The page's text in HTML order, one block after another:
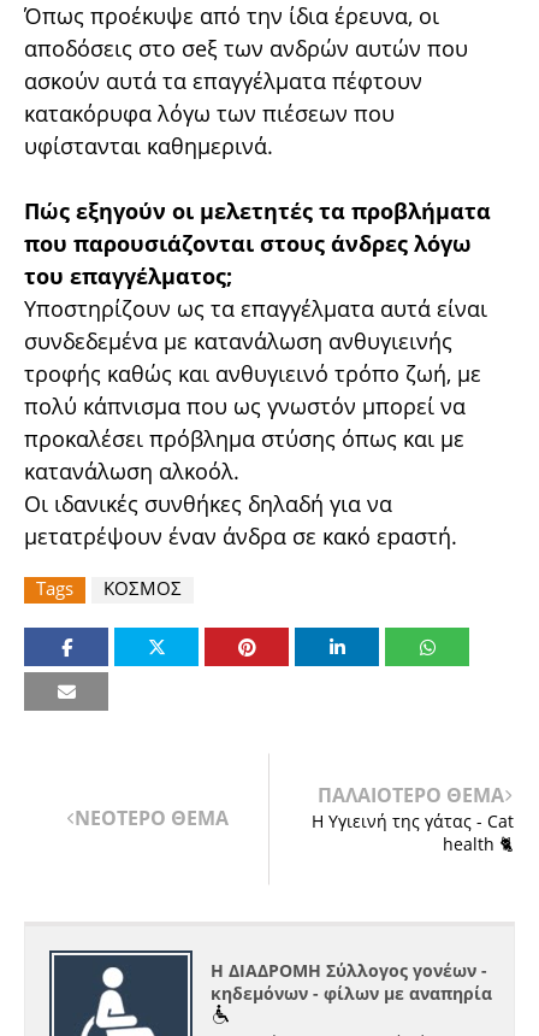
Όπως προέκυψε από την ίδια έρευνα, οι
αποδόσεις στο σeξ των ανδρών αυτών που
ασκούν αυτά τα επαγγέλματα πέφτουν
κατακόρυφα λόγω των πιέσεων που
υφίστανται καθημερινά.
Πώς εξηγούν οι μελετητές τα προβλήματα
που παρουσιάζονται στους άνδρες λόγω
του επαγγέλματος;
Υποστηρίζουν ως τα επαγγέλματα αυτά είναι
συνδεδεμένα με κατανάλωση ανθυγιεινής
τροφής καθώς και ανθυγιεινό τρόπο ζωή, με
πολύ κάπνισμα που ως γνωστόν μπορεί να
προκαλέσει πρόβλημα στύσης όπως και με
κατανάλωση αλκοόλ.
Οι ιδανικές συνθήκες δηλαδή για να
μετατρέψουν έναν άνδρα σε κακό εpαστή.
Tags ΚΟΣΜΟΣ
ΝΕΟΤΕΡΟ ΘΕΜΑ
ΠΑΛΑΙΟΤΕΡΟ ΘΕΜΑ
Η Υγιεινή της γάτας - Cat
health 🐈
Η ΔΙΑΔΡΟΜΗ Σύλλογος γονέων -
κηδεμόνων - φίλων με αναπηρία